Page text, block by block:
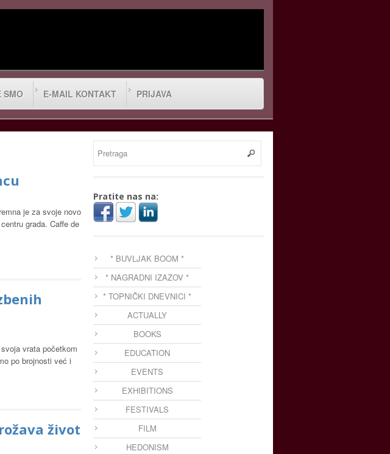
SMO E-MAIL KONTAKT PRIJAVA
je za svoje novo
grada. Caffe de
vrata početkom
po brojnosti već i
život
Pratite nas na:
* BUVLJAK BOOM *
* NAGRADNI IZAZOV *
* TOPNIČKI DNEVNICI *
ACTUALLY
BOOKS
EDUCATION
EVENTS
EXHIBITIONS
FESTIVALS
FILM
HEDONISM